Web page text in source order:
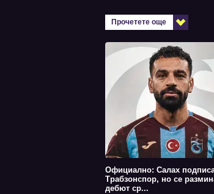
Прочетете още
Официално: Салах
Трабзонспор, но се
дебют ср...